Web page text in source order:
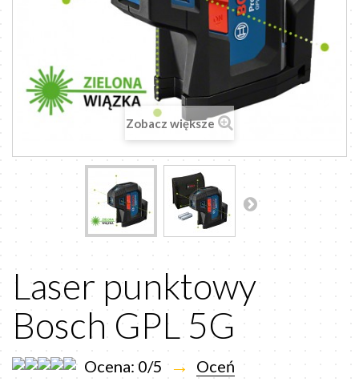
Zobacz większe
Laser punktowy
Bosch GPL 5G
Ocena: 0/5 → Oceń